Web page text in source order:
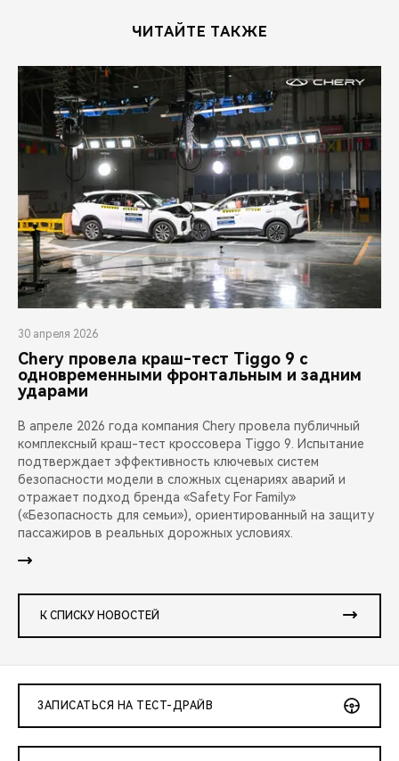
ЧИТАЙТЕ ТАКЖЕ
30 апреля 2026
Chery провела краш-тест Tiggo 9 с
одновременными фронтальным и задним
ударами
В апреле 2026 года компания Chery провела публичный
комплексный краш-тест кроссовера Tiggo 9. Испытание
подтверждает эффективность ключевых систем
безопасности модели в сложных сценариях аварий и
отражает подход бренда «Safety For Family»
(«Безопасность для семьи»), ориентированный на защиту
пассажиров в реальных дорожных условиях.
К СПИСКУ НОВОСТЕЙ
ЗАПИСАТЬСЯ НА ТЕСТ-ДРАЙВ